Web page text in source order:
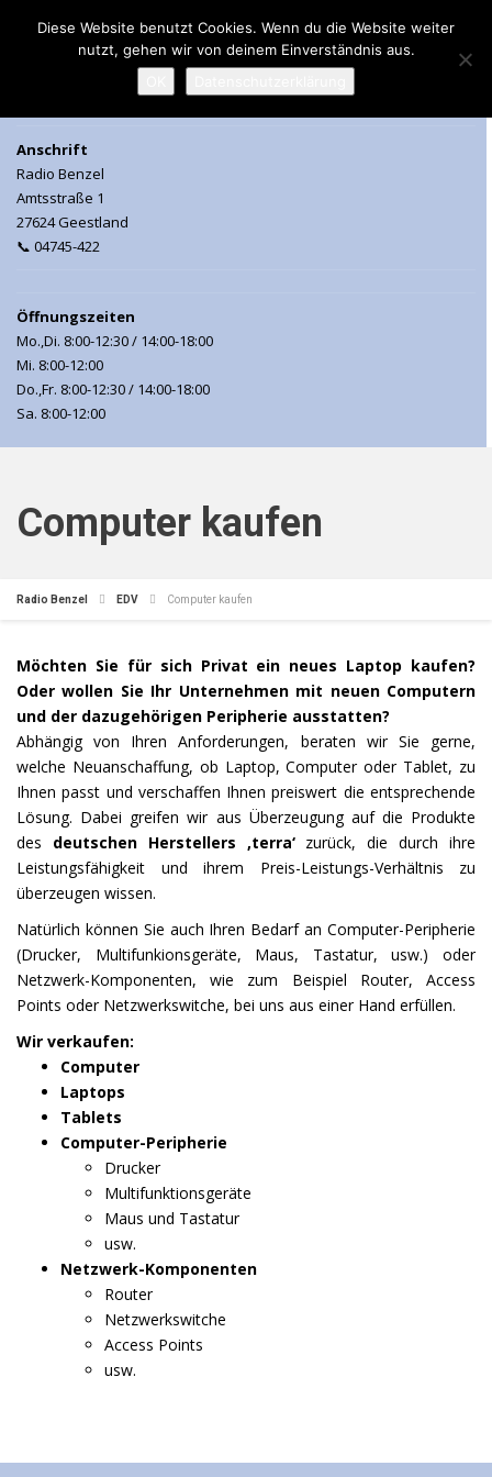
MENU
Anschrift
Radio Benzel
Amtsstraße 1
27624 Geestland
📞 04745-422
Öffnungszeiten
Mo.,Di. 8:00-12:30 / 14:00-18:00
Mi. 8:00-12:00
Do.,Fr. 8:00-12:30 / 14:00-18:00
Sa. 8:00-12:00
Computer kaufen
Radio Benzel EDV Computer kaufen
Möchten Sie für sich Privat ein neues Laptop kaufen?
Oder wollen Sie Ihr Unternehmen mit neuen Computern
und der dazugehörigen Peripherie ausstatten?
Abhängig von Ihren Anforderungen, beraten wir Sie gerne,
welche Neuanschaffung, ob Laptop, Computer oder Tablet, zu
Ihnen passt und verschaffen Ihnen preiswert die entsprechende
Lösung. Dabei greifen wir aus Überzeugung auf die Produkte
des deutschen Herstellers ‚terra‘zurück, die durch ihre
Leistungsfähigkeit und ihrem Preis-Leistungs-Verhältnis zu
überzeugen wissen.
Natürlich können Sie auch Ihren Bedarf an Computer-Peripherie
(Drucker, Multifunkionsgeräte, Maus, Tastatur, usw.) oder
Netzwerk-Komponenten, wie zum Beispiel Router, Access
Points oder Netzwerkswitche, bei uns aus einer Hand erfüllen.
Wir verkaufen:
Computer
Laptops
Tablets
Computer-Peripherie
Drucker
Multifunktionsgeräte
Maus und Tastatur
usw.
Netzwerk-Komponenten
Router
Netzwerkswitche
Access Points
usw.
Diese Website benutzt Cookies. Wenn du die Website weiter
nutzt, gehen wir von deinem Einverständnis aus.